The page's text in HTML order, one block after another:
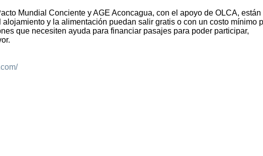
Mundial Conciente y AGE Aconcagua, con el apoyo de OLCA, están
y la alimentación puedan salir gratis o con un costo mínimo
que necesiten ayuda para financiar pasajes para poder participar,